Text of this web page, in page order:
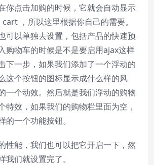
你点击加购的时候，它就会自动显示
，所以这里根据你自己的需要。
可以单独去设置，包括产品的快速预
购物车的时候是不是要启用ajax这样
下一步，如果我们添加了一个浮动的
这个按钮的图标显示成什么样的风
一个动效。然后就是我们浮动的购物
特效，如果我们的购物栏里面为空，
的一个功能按钮。
性能，我们也可以把它开启一下，然
我们就设置完了。